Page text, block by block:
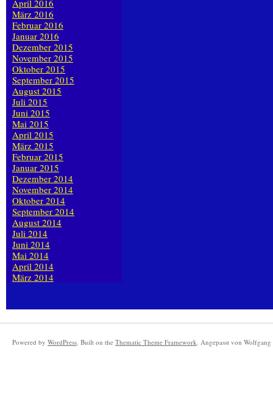
April 2016
März 2016
Februar 2016
Januar 2016
Dezember 2015
November 2015
Oktober 2015
September 2015
August 2015
Juli 2015
Juni 2015
Mai 2015
April 2015
März 2015
Februar 2015
Januar 2015
Dezember 2014
November 2014
Oktober 2014
September 2014
August 2014
Juli 2014
Juni 2014
Mai 2014
April 2014
März 2014
Powered by WordPress. Built on the Thematic Theme Framework. Angepasst von